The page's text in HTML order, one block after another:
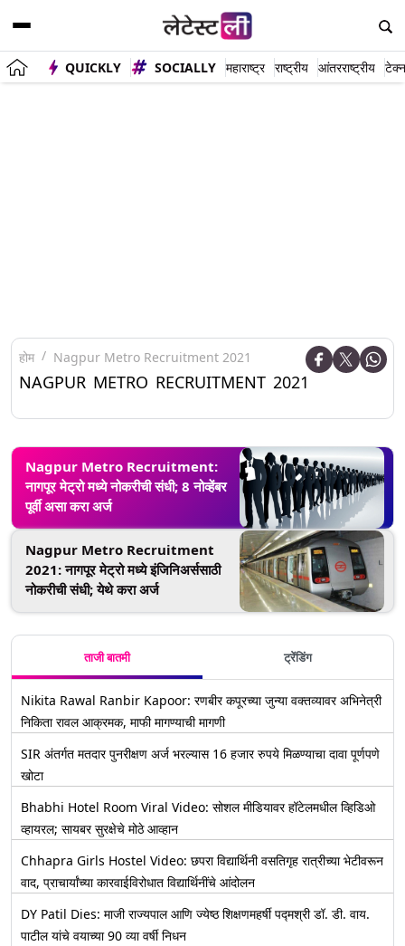
QUICKLY SOCIALLY महाराष्ट्र राष्ट्रीय आंतरराष्ट्रीय
होम Nagpur Metro Recruitment 2021
NAGPUR METRO RECRUITMENT 2021
Nagpur Metro Recruitment:
नागपूर मेट्रो मध्ये नोकरीची संधी; 8 नोव्हेंबर
पूर्वी असा करा अर्ज
Nagpur Metro Recruitment
2021: नागपूर मेट्रो मध्ये इंजिनिअर्ससाठी
नोकरीची संधी; येथे करा अर्ज
ताजी बातमी ट्रेंडिंग
Nikita Rawal Ranbir Kapoor: रणबीर कपूरच्या जुन्या वक्तव्यावर अभिनेत्री
निकिता रावल आक्रमक, माफी मागण्याची मागणी
SIR अंतर्गत मतदार पुनरीक्षण अर्ज भरल्यास 16 हजार रुपये मिळण्याचा दावा पूर्णपणे
खोटा
Bhabhi Hotel Room Viral Video: सोशल मीडियावर हॉटेलमधील व्हिडिओ
व्हायरल; सायबर सुरक्षेचे मोठे आव्हान
Chhapra Girls Hostel Video: छपरा विद्यार्थिनी वसतिगृह रात्रीच्या भेटीवरून
वाद, प्राचार्यांच्या कारवाईविरोधात विद्यार्थिनींचे आंदोलन
DY Patil Dies: माजी राज्यपाल आणि ज्येष्ठ शिक्षणमहर्षी पद्मश्री डॉ. डी. वाय.
पाटील यांचे वयाच्या 90 व्या वर्षी निधन